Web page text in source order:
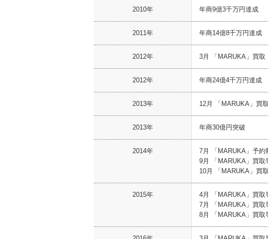
2010年 年商9億3千万円達成
2011年 年商14億8千万円達成
2012年 3月 「MARUKA」買取
2012年 年商24億4千万円達成
2013年 12月 「MARUKA」買
2013年 年商30億円突破
2014年
7月 「MARUKA」予約
9月 「MARUKA」買取
10月 「MARUKA」買
2015年
4月 「MARUKA」買取
7月 「MARUKA」買取
8月 「MARUKA」買取